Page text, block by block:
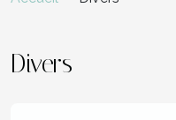
Divers